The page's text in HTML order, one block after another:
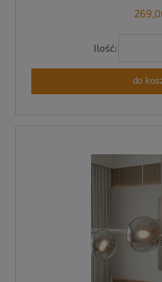
Ilość:
do